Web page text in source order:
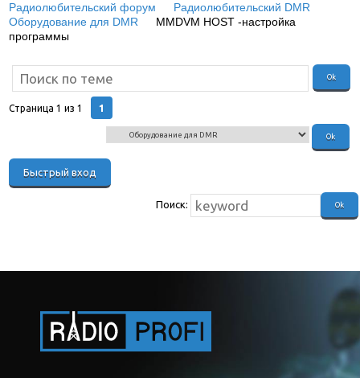
Радиолюбительский форум
Радиолюбительский DMR
Оборудование для DMR
MMDVM HOST -настройка
программы
Страница1 из1 1
Поиск: